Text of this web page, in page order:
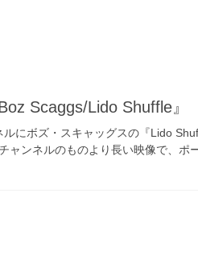
Scaggs/Lido Shuffle』
にボズ・スキャッグスの『Lido
ャンネルのものより長い映像で、ポ